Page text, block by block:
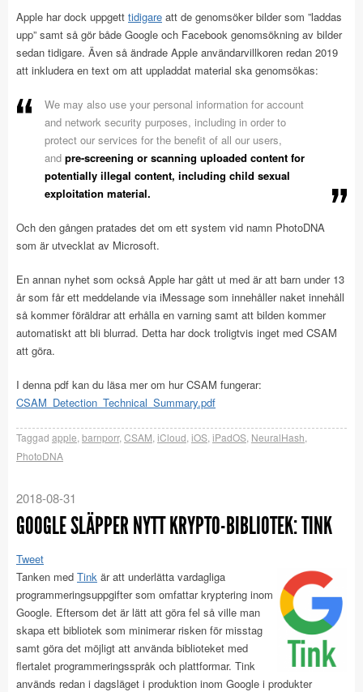
Apple har dock uppgett tidigare att de genomsöker bilder som ”laddas
upp” samt så gör både Google och Facebook genomsökning av bilder
sedan tidigare. Även så ändrade Apple användarvillkoren redan 2019
att inkludera en text om att uppladdat material ska genomsökas:
We may also use your personal information for account
and network security purposes, including in order to
protect our services for the benefit of all our users,
and pre-screening or scanning uploaded content for
potentially illegal content, including child sexual
exploitation material.
Och den gången pratades det om ett system vid namn PhotoDNA
som är utvecklat av Microsoft.
En annan nyhet som också Apple har gått ut med är att barn under 13
år som får ett meddelande via iMessage som innehåller naket innehåll
så kommer föräldrar att erhålla en varning samt att bilden kommer
automatiskt att bli blurrad. Detta har dock troligtvis inget med CSAM
att göra.
I denna pdf kan du läsa mer om hur CSAM fungerar:
CSAM_Detection_Technical_Summary.pdf
Taggad apple barnporr, CSAM iCloud iOS iPadOS NeuralHash
PhotoDNA
2018-08-31
GOOGLE SLÄPPER NYTT KRYPTO-BIBLIOTEK: TINK
Tweet
Tanken med Tink är att underlätta vardagliga
programmeringsuppgifter som omfattar kryptering inom
Google. Eftersom det är lätt att göra fel så ville man
skapa ett bibliotek som minimerar risken för misstag
samt göra det möjligt att använda biblioteket med
flertalet programmeringsspråk och plattformar. Tink
används redan i dagsläget i produktion inom Google i produkter